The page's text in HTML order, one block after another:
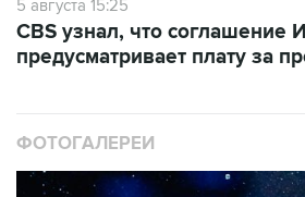
5 августа 15:25
CBS узнал, что соглашение
предусматривает плату за
ФОТОГАЛЕРЕИ